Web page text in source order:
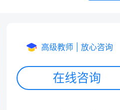
高级教师 | 放心咨询
在线咨询